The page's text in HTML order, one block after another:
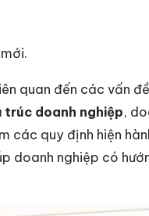
quan đến các vấn
trúc doanh nghiệp,
các quy định hiện
doanh nghiệp có